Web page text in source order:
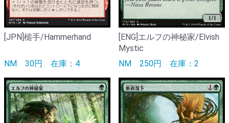
[JPN]槌手/Hammerhand
NM 30円 在庫：4
[ENG]エルフの神秘家/Elvish
Mystic
NM 250円 在庫：2